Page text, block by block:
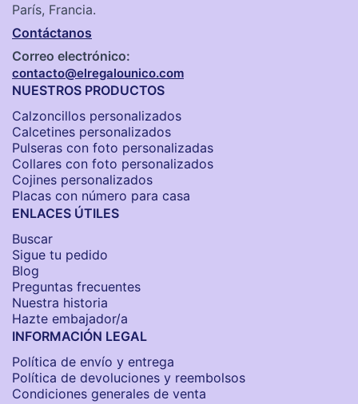
París, Francia.
Contáctanos
Correo electrónico:
contacto@elregalounico.com
NUESTROS PRODUCTOS
Calzoncillos personalizados​
Calcetines personalizados
Pulseras con foto personalizadas
Collares con foto personalizados
Cojines personalizados
Placas con número para casa
ENLACES ÚTILES
Buscar
Sigue tu pedido
Blog
Preguntas frecuentes
Nuestra historia
Hazte embajador/a
INFORMACIÓN LEGAL
Política de envío y entrega
Política de devoluciones y reembolsos
Condiciones generales de venta